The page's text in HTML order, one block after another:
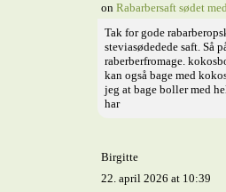
on Rabarbersaft sødet
Tak for gode
steviasødedede saft. Så
raberberfromage.
kan også bage med
jeg at bage boller med
har
Birgitte
22. april 2026 at 10:39